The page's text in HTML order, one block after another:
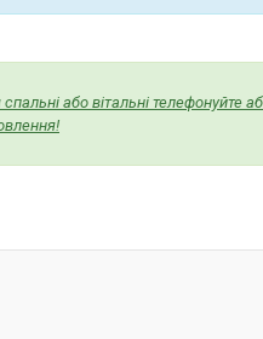
або вітальні телефонуйте